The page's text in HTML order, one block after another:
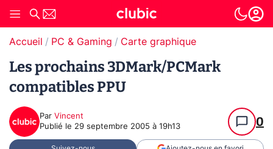
Accueil PC & Gaming Carte graphique
Les prochains 3DMark/PCMark
compatibles PPU
Par Vincent
Publié le 29 septembre 2005 à 19h13 0